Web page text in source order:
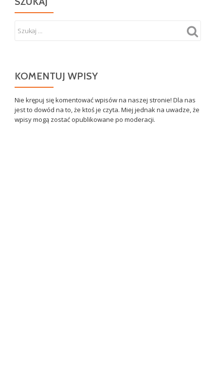
KOMENTUJ WPISY
Nie krępuj się komentować wpisów na naszej stronie! Dla nas
jest to dowód na to, że ktoś je czyta. Miej jednak na uwadze, że
wpisy mogą zostać opublikowane po moderacji.